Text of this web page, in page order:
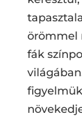
örömmel
fák